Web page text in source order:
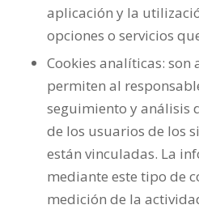
aplicación y la
opciones o servicios
Cookies analíticas: son
permiten al
seguimiento y análisis
de los usuarios de los
están vinculadas. La
mediante este tipo de
medición de la